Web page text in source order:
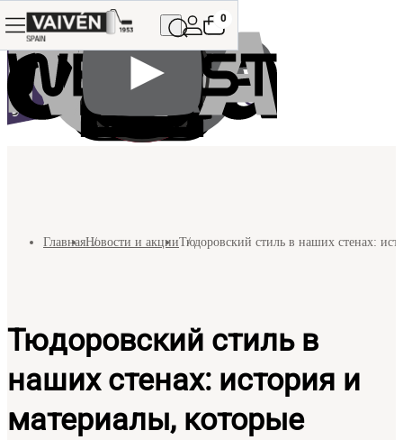
0
ГлавнаяНовости и акцииТюдоровский стиль в наших стенах:
Тюдоровский стиль в
наших стенах: история и
материалы, которые